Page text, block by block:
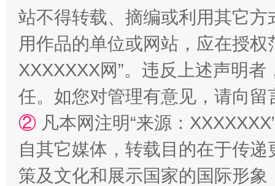
漫山遍野的桃花与雪山、麦地、白藏房 除
站不得转载、摘编或利用其它
用作品的单位或网站，应在授
XXXXXXX网”。违反上述声明
任。如您对管理有意见，请向
② 凡本网注明“来源：
自其它媒体，转载目的在于传
策及文化和展示国家的国际形